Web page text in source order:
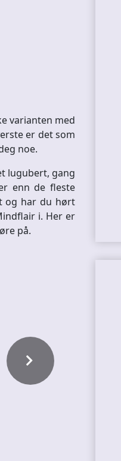
varianten med
er det som
noe.
lugubert, gang
enn de fleste
og har du hørt
i. Her er
på.